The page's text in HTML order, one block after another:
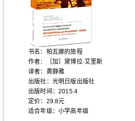
书名：帕瓦娜的旅程
作者：［加］黛博拉·艾里斯
译者：黄静雅
出版社：光明日版出版社
出版时间：2015.4
定价：29.8元
适合年级：小学高年级